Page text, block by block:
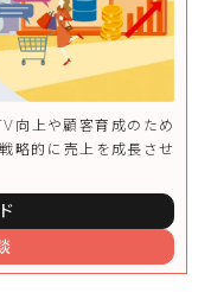
向上や顧客育成のため
略的に売上を成長させ